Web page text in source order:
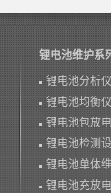
锂电池维护系
锂电池分析仪
锂电池均衡仪
锂电池包放
锂电池检测
锂电池单体
锂电池充放